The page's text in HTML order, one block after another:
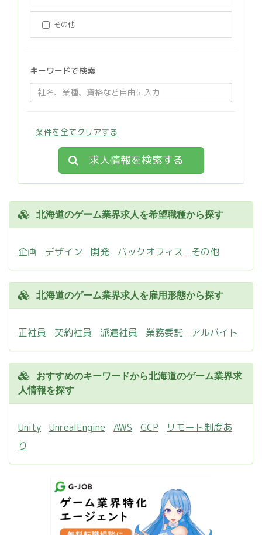
その他
キーワードで検索
条件を全てクリアする
求人情報を検索する
北海道のゲーム業界求人を希望職種から探す
企画 デザイン 開発 バックオフィス その他
北海道のゲーム業界求人を雇用形態から探す
正社員 契約社員 派遣社員 業務委託 アルバイト
おすすめのキーワードから北海道のゲーム業界求
人情報を探す
Unity UnrealEngine AWS GCP
リモート制度あ
り